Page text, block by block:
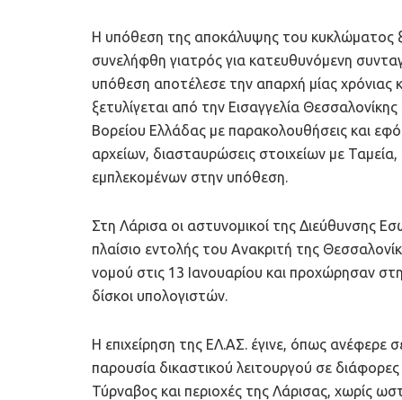
Η υπόθεση της αποκάλυψης του κυκλώματος
συνελήφθη γιατρός για κατευθυνόμενη
υπόθεση αποτέλεσε την απαρχή μίας χρόνιας
ξετυλίγεται από την Εισαγγελία
Βορείου Ελλάδας με παρακολουθήσεις και
αρχείων, διασταυρώσεις στοιχείων με
εμπλεκομένων στην υπόθεση.
Στη Λάρισα οι αστυνομικοί της Διεύθυνσης
πλαίσιο εντολής του Ανακριτή της
νομού στις 13 Ιανουαρίου και προχώρησαν
δίσκοι υπολογιστών.
Η επιχείρηση της ΕΛ.ΑΣ. έγινε, όπως ανέφερε
παρουσία δικαστικού λειτουργού σε
Τύρναβος και περιοχές της Λάρισας, χωρίς